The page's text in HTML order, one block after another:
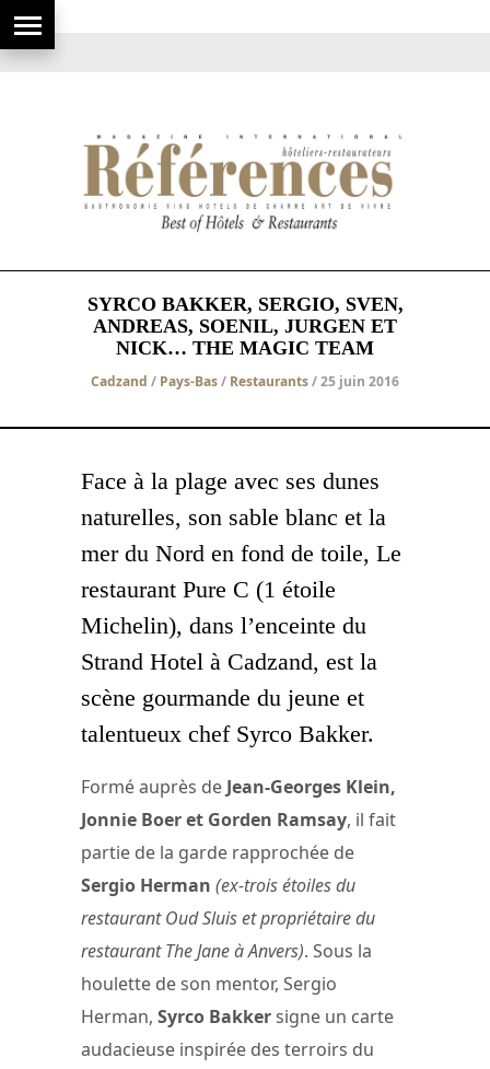
SYRCO BAKKER, SERGIO, SVEN,
ANDREAS, SOENIL, JURGEN ET
NICK… THE MAGIC TEAM
Cadzand / Pays-Bas/ Restaurants/ 25 juin 2016
Face à la plage avec ses dunes
naturelles, son sable blanc et la
mer du Nord en fond de toile, Le
restaurant Pure C (1 étoile
Michelin), dans l’enceinte du
Strand Hotel à Cadzand, est la
scène gourmande du jeune et
talentueux chef Syrco Bakker.
Formé auprès de Jean-Georges Klein,
Jonnie Boer et Gorden Ramsay, il fait
partie de la garde rapprochée de
Sergio Herman (ex-trois étoiles du
restaurant Oud Sluis et propriétaire du
restaurant The Jane à Anvers). Sous la
houlette de son mentor, Sergio
Herman, Syrco Bakkersigne un carte
audacieuse inspirée des terroirs du